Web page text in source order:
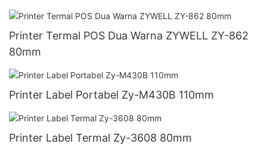
Printer Termal POS Dua Warna ZYWELL ZY-862
80mm
Printer Label Portabel Zy-M430B 110mm
Printer Label Termal Zy-3608 80mm